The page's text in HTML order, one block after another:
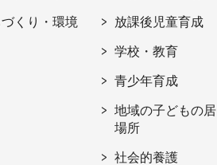
づくり・環境 放課後児童育成
学校・教育
青少年育成
地域の子どもの居
場所
社会的養護